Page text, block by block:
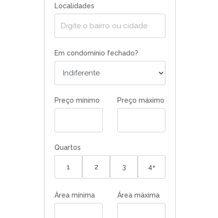
Localidades
Em condomínio fechado?
Preço mínimo Preço máximo
Quartos
1 2 3 4+
Área mínima Área máxima